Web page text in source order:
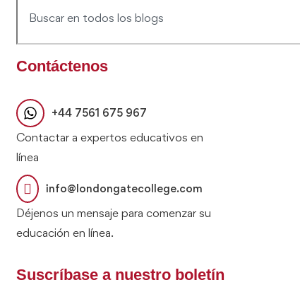
Contáctenos
+44 7561 675 967
Contactar a expertos educativos en
línea
info@londongatecollege.com
Déjenos un mensaje para comenzar su
educación en línea.
Suscríbase a nuestro boletín